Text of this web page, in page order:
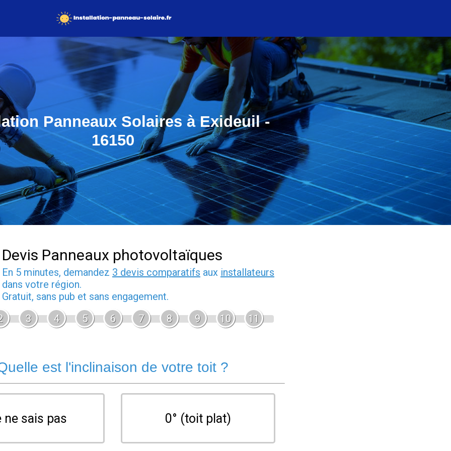
Panneaux Solaires à Exideuil -
16150
Devis Panneaux photovoltaïques
En 5 minutes, demandez 3 devis comparatifs aux installateurs
dans votre région.
Gratuit, sans pub et sans engagement.
3 4 5 6 7 8 9 10 11
est l'inclinaison de votre toit ?
ne sais pas 0° (toit plat)